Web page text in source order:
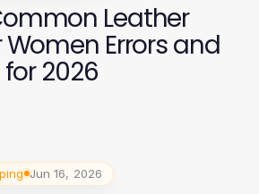
Leather
Errors and
for 2026
Jun 16, 2026